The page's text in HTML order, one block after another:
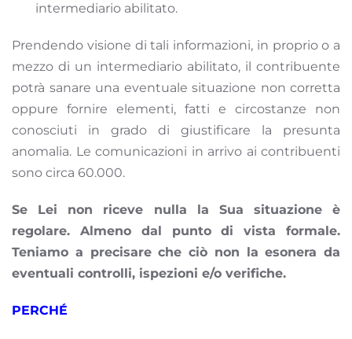
intermediario abilitato.
Prendendo visione di tali informazioni, in proprio o a
mezzo di un intermediario abilitato, il contribuente
potrà sanare una eventuale situazione non corretta
oppure fornire elementi, fatti e circostanze non
conosciuti in grado di giustificare la presunta
anomalia. Le comunicazioni in arrivo ai contribuenti
sono circa 60.000.
Se Lei non riceve nulla la Sua situazione è
regolare. Almeno dal punto di vista formale.
Teniamo a precisare che ciò non la esonera da
eventuali controlli, ispezioni e/o verifiche.
PERCHÉ